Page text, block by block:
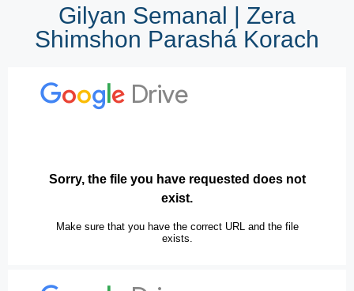
Gilyan Semanal | Zera
Shimshon Parashá Korach